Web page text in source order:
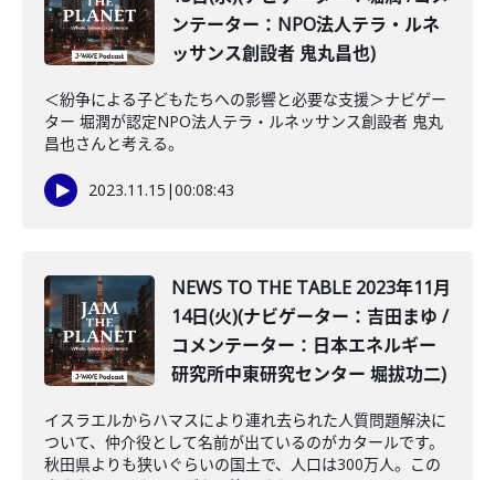
ンテーター：NPO法人テラ・ルネ
ッサンス創設者 鬼丸昌也)
＜紛争による子どもたちへの影響と必要な支援＞ナビゲー
ター 堀潤が認定NPO法人テラ・ルネッサンス創設者 鬼丸
昌也さんと考える。
2023.11.15 |00:08:43
NEWS TO THE TABLE 2023年11月
14日(火)(ナビゲーター：吉田まゆ /
コメンテーター：日本エネルギー
研究所中東研究センター 堀拔功二)
イスラエルからハマスにより連れ去られた人質問題解決に
ついて、仲介役として名前が出ているのがカタールです。
秋田県よりも狭いぐらいの国土で、人口は300万人。この